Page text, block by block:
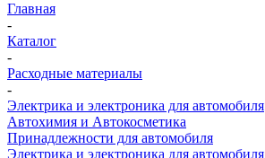
Главная
-
Каталог
-
Расходные материалы
-
Электрика и электроника для автомобиля
Автохимия и Автокосметика
Принадлежности для автомобиля
Электрика и электроника для автомобиля